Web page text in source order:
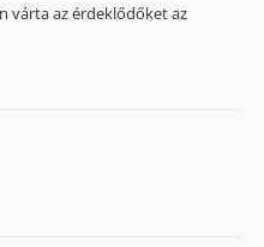
várta az érdeklődőket az